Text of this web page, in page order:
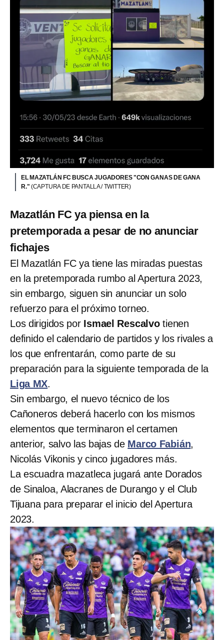
EL MAZATLÁN FC BUSCA JUGADORES "CON GANAS DE GANA
R." (CAPTURA DE PANTALLA / TWITTER)
Mazatlán FC ya piensa en la
pretemporada a pesar de no anunciar
fichajes
El Mazatlán FC ya tiene las miradas puestas
en la pretemporada rumbo al Apertura 2023,
sin embargo, siguen sin anunciar un solo
refuerzo para el próximo torneo.
Los dirigidos porIsmael Rescalvotienen
definido el calendario de partidos y los rivales a
los que enfrentarán, como parte de su
preparación para la siguiente temporada de la
Liga MX.
Sin embargo, el nuevo técnico de los
Cañoneros deberá hacerlo con los mismos
elementos que terminaron el certamen
anterior, salvo las bajas de Marco Fabián,
Nicolás Vikonis y cinco jugadores más.
La escuadra mazatleca jugará ante Dorados
de Sinaloa, Alacranes de Durango y el Club
Tijuana para preparar el inicio del Apertura
2023.